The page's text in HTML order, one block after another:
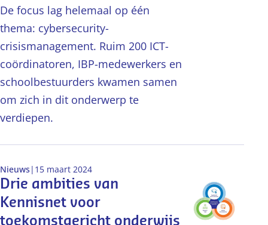
De focus lag helemaal op één
thema: cybersecurity-
crisismanagement. Ruim 200 ICT-
coördinatoren, IBP-medewerkers en
schoolbestuurders kwamen samen
om zich in dit onderwerp te
verdiepen.
Drie ambities van
Kennisnet voor
toekomstgericht onderwijs
Nieuws | 15 maart 2024